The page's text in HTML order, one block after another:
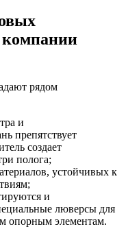
компании
рядом
и
препятствует
создает
полога;
устойчивых к
и
люверсы для
опорным элементам.